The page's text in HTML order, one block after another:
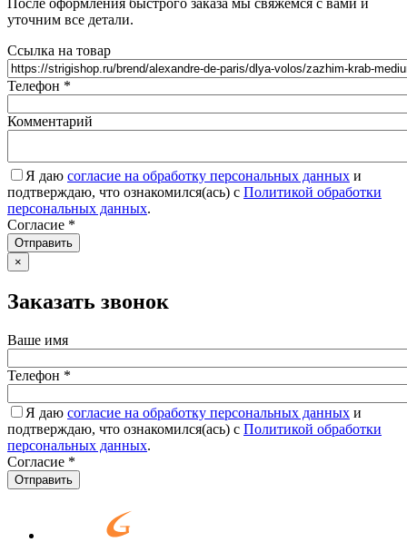
уточним все детали.
Ссылка на товар
Телефон *
Комментарий
Я даю согласие на обработку персональных данных и
подтверждаю, что ознакомился(ась) с Политикой обработки
персональных данных.
Согласие *
Отправить
×
Заказать звонок
Ваше имя
Телефон *
Я даю согласие на обработку персональных данных и
подтверждаю, что ознакомился(ась) с Политикой обработки
персональных данных.
Согласие *
Отправить